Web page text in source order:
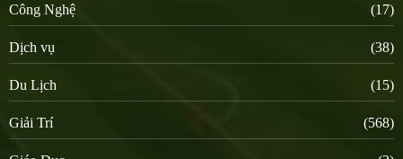
Công Nghệ (17)
Dịch vụ (38)
Du Lịch (15)
Giải Trí (568)